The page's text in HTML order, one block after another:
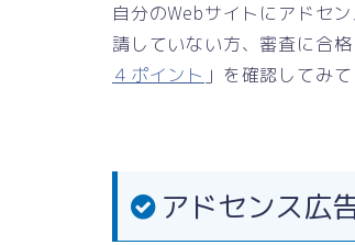
自分のWebサイトにアドセ
請していない方、審査に合
４ポイント 」を確認してみて
アドセンス広